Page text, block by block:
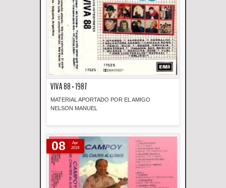
VIVA 88 - 1987
MATERIAL APORTADO POR EL AMIGO
NELSON MANUEL
08
Apr
2019